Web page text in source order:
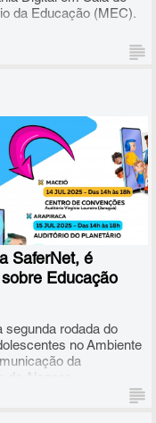
da Educação (MEC).
campo do
de Cidadania
Governo do Reino
Ensino Fundamental
SaferNet, é
Educação
segunda rodada do
no Ambiente
da
de Alagoas.